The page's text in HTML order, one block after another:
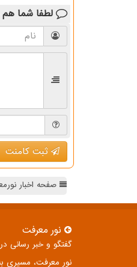
لطفا شما هم
ثبت کامنت
صفحه اخبار
نور معرفت
گفتگو و خبر رسانی
نور معرفت، مسیری